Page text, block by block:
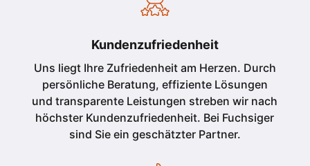
Kundenzufriedenheit
Uns liegt Ihre Zufriedenheit am Herzen. Durch
persönliche Beratung, effiziente Lösungen
und transparente Leistungen streben wir nach
höchster Kundenzufriedenheit. Bei Fuchsiger
sind Sie ein geschätzter Partner.